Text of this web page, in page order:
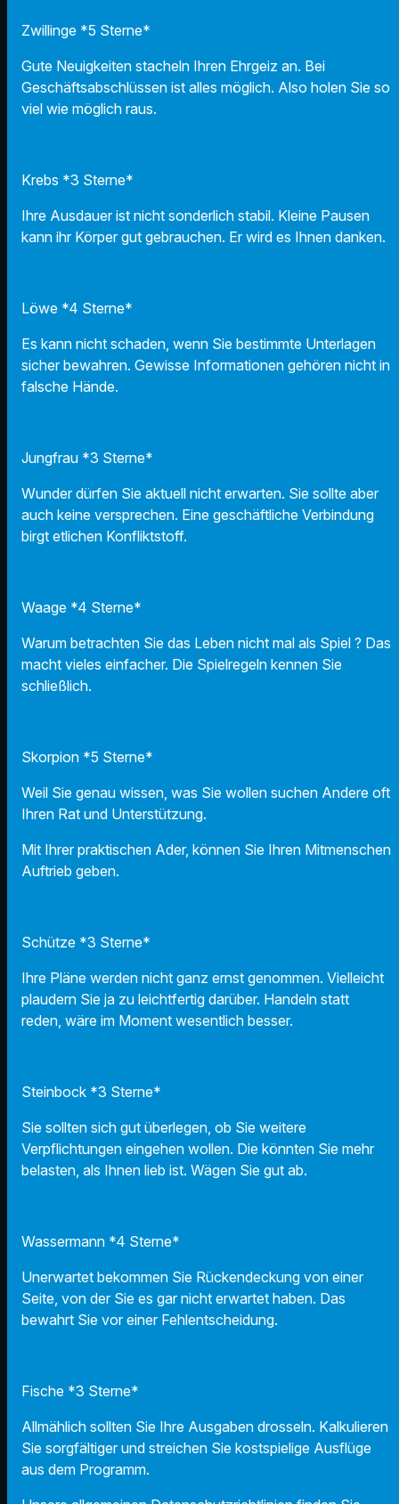
Zwillinge *5 Sterne*
Gute Neuigkeiten stacheln Ihren Ehrgeiz an. Bei
Geschäftsabschlüssen ist alles möglich. Also holen Sie so
viel wie möglich raus.
Krebs *3 Sterne*
Ihre Ausdauer ist nicht sonderlich stabil. Kleine Pausen
kann ihr Körper gut gebrauchen. Er wird es Ihnen danken.
Löwe *4 Sterne*
Es kann nicht schaden, wenn Sie bestimmte Unterlagen
sicher bewahren. Gewisse Informationen gehören nicht in
falsche Hände.
Jungfrau *3 Sterne*
Wunder dürfen Sie aktuell nicht erwarten. Sie sollte aber
auch keine versprechen. Eine geschäftliche Verbindung
birgt etlichen Konfliktstoff.
Waage *4 Sterne*
Warum betrachten Sie das Leben nicht mal als Spiel ? Das
macht vieles einfacher. Die Spielregeln kennen Sie
schließlich.
Skorpion *5 Sterne*
Weil Sie genau wissen, was Sie wollen suchen Andere oft
Ihren Rat und Unterstützung.
Mit Ihrer praktischen Ader, können Sie Ihren Mitmenschen
Auftrieb geben.
Schütze *3 Sterne*
Ihre Pläne werden nicht ganz ernst genommen. Vielleicht
plaudern Sie ja zu leichtfertig darüber. Handeln statt
reden, wäre im Moment wesentlich besser.
Steinbock *3 Sterne*
Sie sollten sich gut überlegen, ob Sie weitere
Verpflichtungen eingehen wollen. Die könnten Sie mehr
belasten, als Ihnen lieb ist. Wägen Sie gut ab.
Wassermann *4 Sterne*
Unerwartet bekommen Sie Rückendeckung von einer
Seite, von der Sie es gar nicht erwartet haben. Das
bewahrt Sie vor einer Fehlentscheidung.
Fische *3 Sterne*
Allmählich sollten Sie Ihre Ausgaben drosseln. Kalkulieren
Sie sorgfältiger und streichen Sie kostspielige Ausflüge
aus dem Programm.